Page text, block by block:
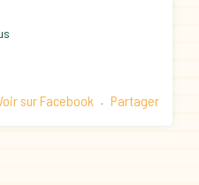
sur Facebook · Partager